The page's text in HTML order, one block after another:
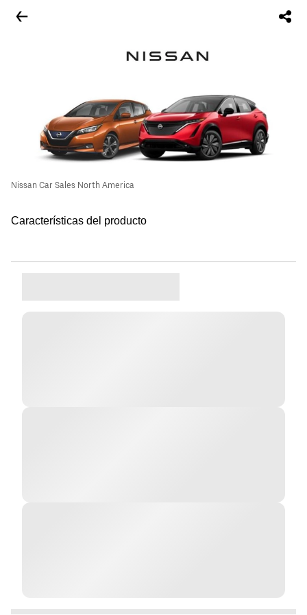
Nissan Car Sales North America
Características del producto